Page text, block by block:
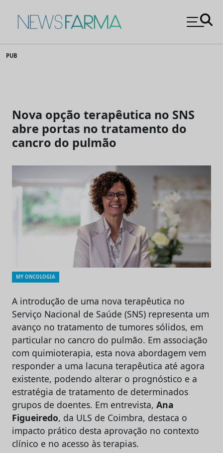
to
News Farma
PUB
Nova opção terapêutica no SNS
abre portas no tratamento do
cancro do pulmão
MY ONCOLOGIA
A introdução de uma nova terapêutica no
Serviço Nacional de Saúde (SNS) representa um
avanço no tratamento de tumores sólidos, em
particular no cancro do pulmão. Em associação
com quimioterapia, esta nova abordagem vem
responder a uma lacuna terapêutica até agora
existente, podendo alterar o prognóstico e a
estratégia de tratamento de determinados
grupos de doentes. Em entrevista, Ana
Figueiredo, da ULS de Coimbra, destaca o
impacto prático desta aprovação no contexto
clínico e no acesso às terapias.